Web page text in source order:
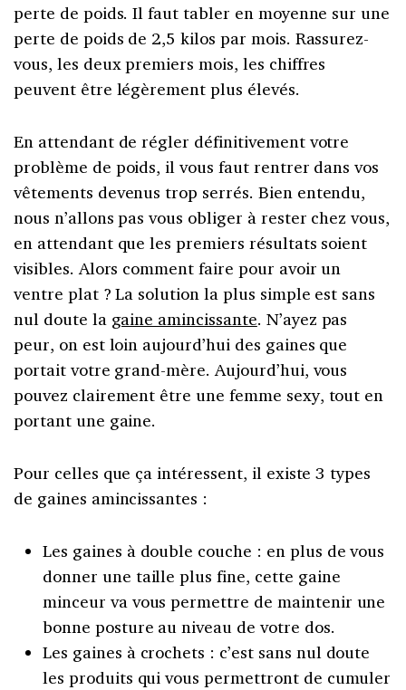
perte de poids. Il faut tabler en moyenne sur une
perte de poids de 2,5 kilos par mois. Rassurez-
vous, les deux premiers mois, les chiffres
peuvent être légèrement plus élevés.
En attendant de régler définitivement votre
problème de poids, il vous faut rentrer dans vos
vêtements devenus trop serrés. Bien entendu,
nous n’allons pas vous obliger à rester chez vous,
en attendant que les premiers résultats soient
visibles. Alors comment faire pour avoir un
ventre plat ? La solution la plus simple est sans
nul doute la gaine amincissante. N’ayez pas
peur, on est loin aujourd’hui des gaines que
portait votre grand-mère. Aujourd’hui, vous
pouvez clairement être une femme sexy, tout en
portant une gaine.
Pour celles que ça intéressent, il existe 3 types
de gaines amincissantes :
Les gaines à double couche : en plus de vous
donner une taille plus fine, cette gaine
minceur va vous permettre de maintenir une
bonne posture au niveau de votre dos.
Les gaines à crochets : c’est sans nul doute
les produits qui vous permettront de cumuler